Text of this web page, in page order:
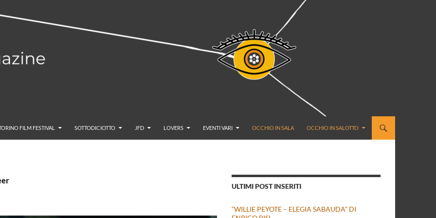
FILM FESTIVAL SOTTODICIOTTO JFD LOVERS EVENTI VARI OCCHIO IN SALA OCCHIO IN SALOTTO
ULTIMI POST INSERITI
“WILLIE PEYOTE – ELEGIA SABAUDA” DI